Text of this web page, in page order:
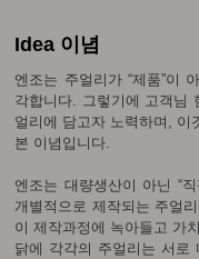
Idea 이념
엔조는 주얼리가 “제품”이
각합니다. 그렇기에 고객님
얼리에 담고자 노력하며, 이
본 이념입니다.
엔조는 대량생산이 아닌 “
개별적으로 제작되는 주얼
이 제작과정에 녹아들고 가
닭에 각각의 주얼리는 서로